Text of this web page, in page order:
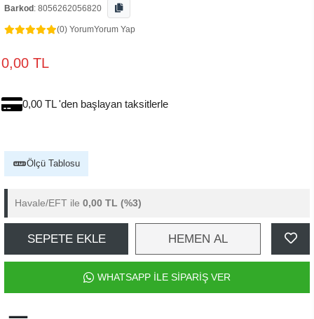
Barkod : 8056262056820
(0) YorumYorum Yap
0,00 TL
0,00 TL 'den başlayan taksitlerle
Ölçü Tablosu
Havale/EFT ile 0,00 TL (%3)
SEPETE EKLE HEMEN AL
WHATSAPP İLE SİPARİŞ VER